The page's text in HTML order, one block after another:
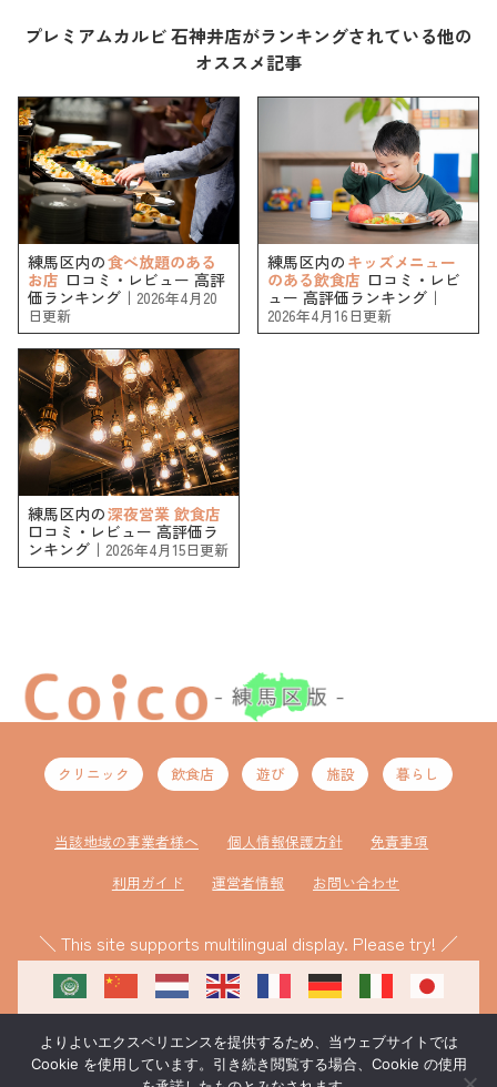
プレミアムカルビ 石神井店がランキングされている他の
オススメ記事
練馬区内の食べ放題のある
お店 口コミ・レビュー 高評
価ランキング｜ 2026年4月20
日更新
練馬区内の キッズメニュー
のある飲食店 口コミ・レビ
ュー 高評価ランキング｜
2026年4月16日更新
練馬区内の深夜営業 飲食店
口コミ・レビュー 高評価ラ
ンキング｜ 2026年4月15日更新
クリニック 飲食店 遊び 施設 暮らし
当該地域の事業者様へ 個人情報保護方針
免責事項
利用ガイド
運営者情報 お問い合わせ
＼ This site supports multilingual display. Please try! ／
よりよいエクスペリエンスを提供するため、当ウェブサイトでは
Cookie を使用しています。引き続き閲覧する場合、Cookie の使用